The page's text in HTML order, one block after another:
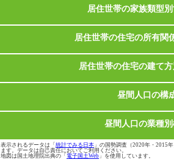
居住世帯の家族類型
居住世帯の住宅の所有関
居住世帯の住宅の建て
昼間人口の構
昼間人口の業種
表示されるデータは「 統計でみる日本 」の国勢調査（2020年・2015
ます。データは自己責任においてご利用ください。
地図は国土地理院出典の「 電子国土Web 」を使用しています。